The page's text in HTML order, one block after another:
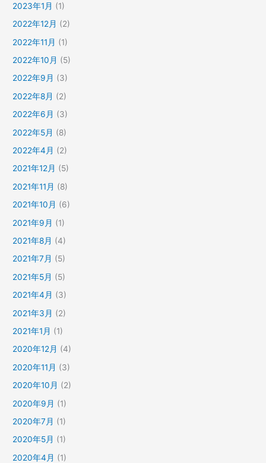
2023年1月 (1)
2022年12月 (2)
2022年11月 (1)
2022年10月 (5)
2022年9月 (3)
2022年8月 (2)
2022年6月 (3)
2022年5月 (8)
2022年4月 (2)
2021年12月 (5)
2021年11月 (8)
2021年10月 (6)
2021年9月 (1)
2021年8月 (4)
2021年7月 (5)
2021年5月 (5)
2021年4月 (3)
2021年3月 (2)
2021年1月 (1)
2020年12月 (4)
2020年11月 (3)
2020年10月 (2)
2020年9月 (1)
2020年7月 (1)
2020年5月 (1)
2020年4月 (1)